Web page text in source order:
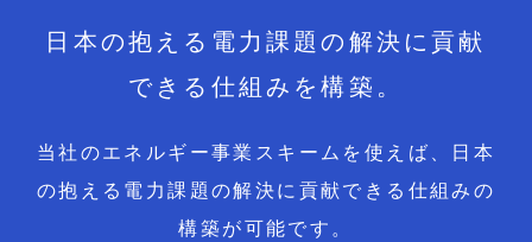
日本の抱える電力課題の解決に貢献
できる仕組みを構築。
当社のエネルギー事業スキームを使えば、 日本
の抱える電力課題の解決に貢献できる仕組みの
構築が可能です。